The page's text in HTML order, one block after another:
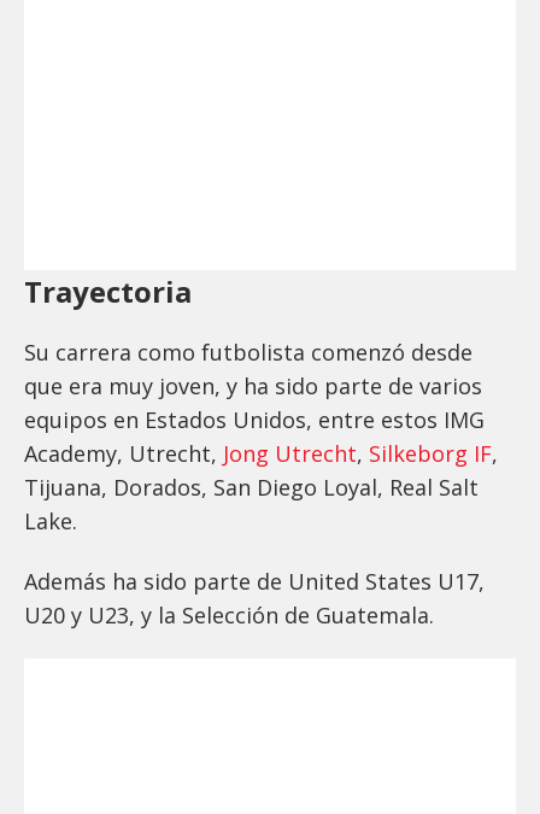
Trayectoria
Su carrera como futbolista comenzó desde
que era muy joven, y ha sido parte de varios
equipos en Estados Unidos, entre estos IMG
Academy, Utrecht, Jong Utrecht, Silkeborg IF,
Tijuana, Dorados, San Diego Loyal, Real Salt
Lake.
Además ha sido parte de United States U17,
U20 y U23, y la Selección de Guatemala.